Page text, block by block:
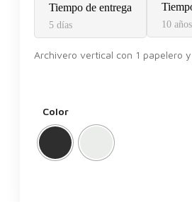
Tiempo de entrega
5 días 10 años
Archivero vertical con 1 papelero
Color